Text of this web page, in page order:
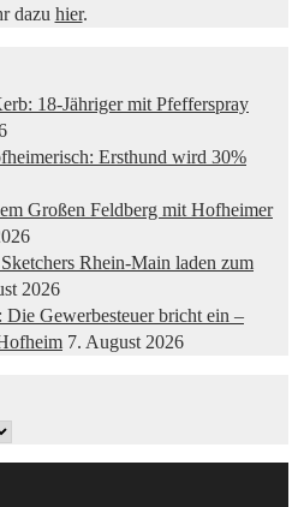
dazu hier.
18-Jähriger mit Pfefferspray
Ersthund wird 30%
Großen Feldberg mit Hofheimer
Rhein-Main laden zum
2026
Die Gewerbesteuer bricht ein –
7. August 2026